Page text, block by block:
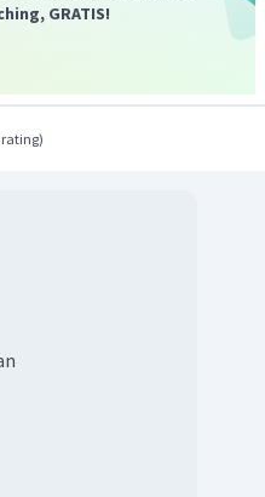
GRATIS!
rating)